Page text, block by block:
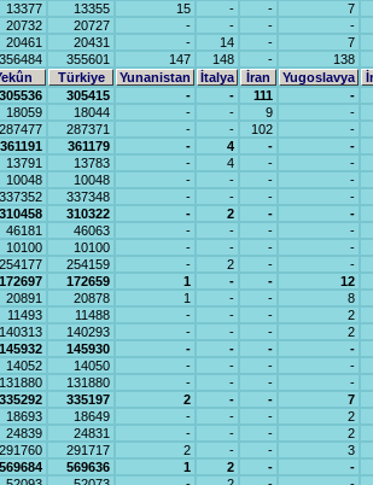
13377 13355 15 - -
7
20732 20727 - - -
-
20461 20431 - 14 -
7
356484 355601 147 148 -
138
Türkiye Yunanistan İtalya İran Yugoslavya
305536 305415 - - 111
-
18059 18044 - - 9
-
287477 287371 - - 102
-
361191 361179 - 4 -
-
13791 13783 - 4 -
-
10048 10048 - - -
-
337352 337348 - - -
-
310458 310322 - 2 -
-
46181 46063 - - -
-
10100 10100 - - -
-
254177 254159 - 2 -
-
172697 172659 1 - -
12
20891 20878 1 - -
8
11493 11488 - - -
2
140313 140293 - - -
2
145932 145930 - - -
-
14052 14050 - - -
-
131880 131880 - - -
-
335292 335197 2 - -
7
18693 18649 - - -
2
24839 24831 - - -
2
291760 291717 2 - -
3
569684 569636 1 2 -
-